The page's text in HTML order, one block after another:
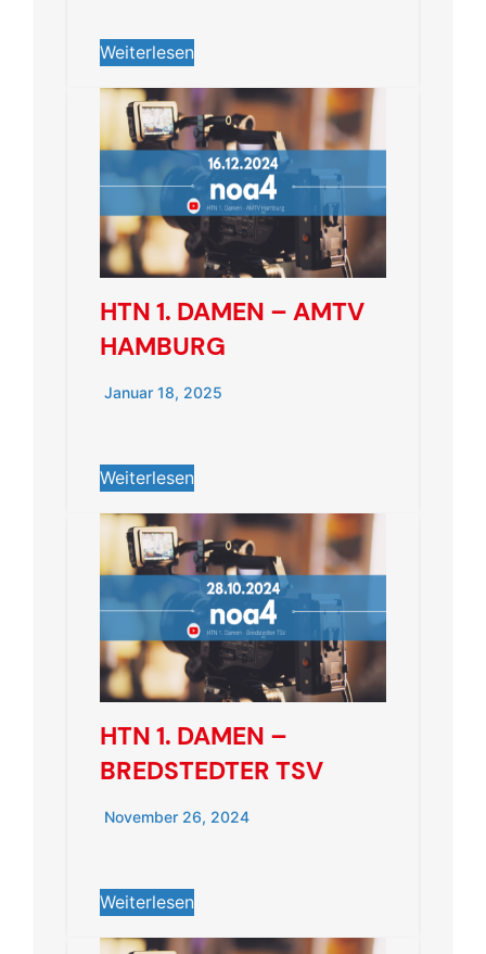
Weiterlesen
HTN 1. DAMEN – AMTV
HAMBURG
Januar 18, 2025
Weiterlesen
HTN 1. DAMEN –
BREDSTEDTER TSV
November 26, 2024
Weiterlesen